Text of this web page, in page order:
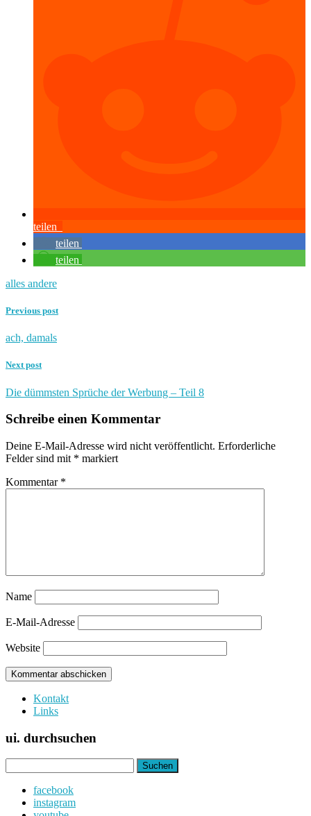
teilen
teilen
teilen
alles andere
Previous post
ach, damals
Next post
Die dümmsten Sprüche der Werbung – Teil 8
Schreibe einen Kommentar
Deine E-Mail-Adresse wird nicht veröffentlicht. Erforderliche
Felder sind mit * markiert
Kommentar *
Name
E-Mail-Adresse
Website
Kontakt
Links
ui. durchsuchen
nach:
facebook
instagram